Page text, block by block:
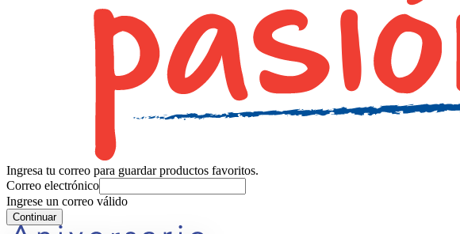
Ingresa tu correo para guardar productos favoritos.
Correo electrónico
Ingrese un correo válido
Continuar